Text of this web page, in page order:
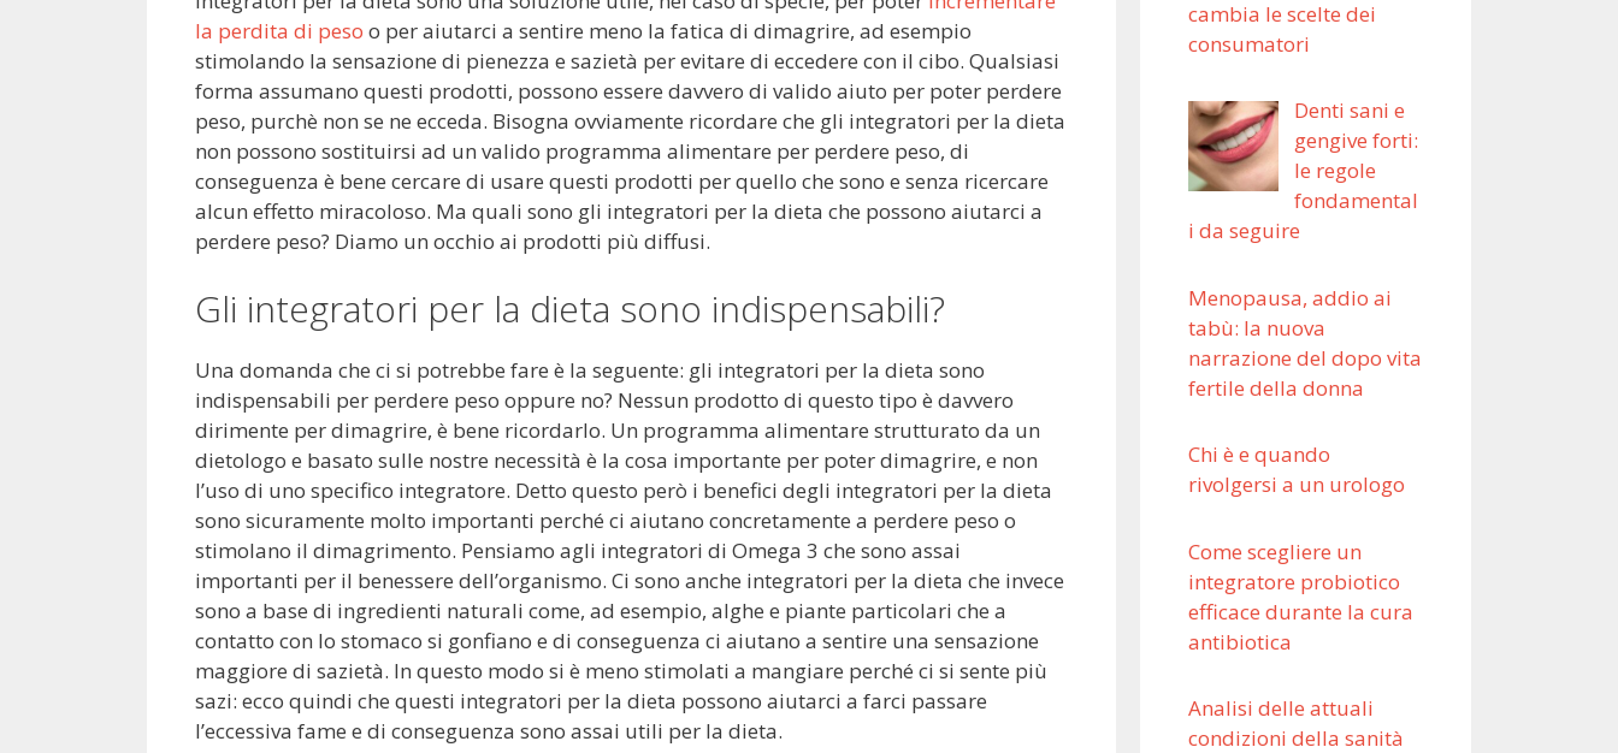
la perdita di peso o per aiutarci a sentire meno la fatica di dimagrire, ad esempio
stimolando la sensazione di pienezza e sazietà per evitare di eccedere con il cibo. Qualsiasi
forma assumano questi prodotti, possono essere davvero di valido aiuto per poter perdere
peso, purchè non se ne ecceda. Bisogna ovviamente ricordare che gli integratori per la dieta
non possono sostituirsi ad un valido programma alimentare per perdere peso, di
conseguenza è bene cercare di usare questi prodotti per quello che sono e senza ricercare
alcun effetto miracoloso. Ma quali sono gli integratori per la dieta che possono aiutarci a
perdere peso? Diamo un occhio ai prodotti più diffusi.
Gli integratori per la dieta sono indispensabili?
Una domanda che ci si potrebbe fare è la seguente: gli integratori per la dieta sono
indispensabili per perdere peso oppure no? Nessun prodotto di questo tipo è davvero
dirimente per dimagrire, è bene ricordarlo. Un programma alimentare strutturato da un
dietologo e basato sulle nostre necessità è la cosa importante per poter dimagrire, e non
l’uso di uno specifico integratore. Detto questo però i benefici degli integratori per la dieta
sono sicuramente molto importanti perché ci aiutano concretamente a perdere peso o
stimolano il dimagrimento. Pensiamo agli integratori di Omega 3 che sono assai
importanti per il benessere dell’organismo. Ci sono anche integratori per la dieta che invece
sono a base di ingredienti naturali come, ad esempio, alghe e piante particolari che a
contatto con lo stomaco si gonfiano e di conseguenza ci aiutano a sentire una sensazione
maggiore di sazietà. In questo modo si è meno stimolati a mangiare perché ci si sente più
sazi: ecco quindi che questi integratori per la dieta possono aiutarci a farci passare
l’eccessiva fame e di conseguenza sono assai utili per la dieta.
cambia le scelte dei
consumatori
Denti sani e
gengive forti:
le regole
fondamental
i da seguire
Menopausa, addio ai
tabù: la nuova
narrazione del dopo vita
fertile della donna
Chi è e quando
rivolgersi a un urologo
Come scegliere un
integratore probiotico
efficace durante la cura
antibiotica
Analisi delle attuali
condizioni della sanità